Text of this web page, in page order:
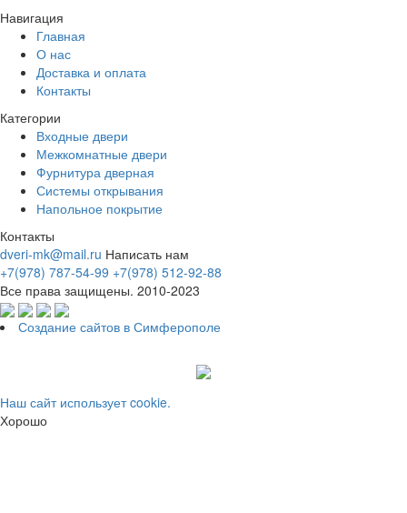
Навигация
Главная
О нас
Доставка и оплата
Контакты
Категории
Входные двери
Межкомнатные двери
Фурнитура дверная
Системы открывания
Напольное покрытие
Контакты
dveri-mk@mail.ru Написать нам
+7(978) 787-54-99 +7(978) 512-92-88
Все права защищены. 2010-2023
Создание сайтов в Симферополе
Наш сайт использует cookie.
Хорошо